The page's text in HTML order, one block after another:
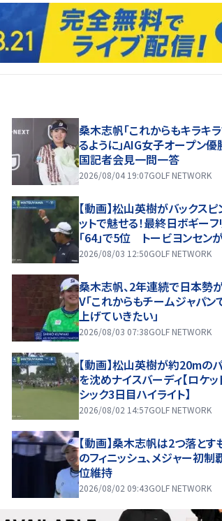
桑木志帆「これからもキラキ
るように」AIG女子オープン
国記者会見一問一答
2026/08/04 19:07GOLF NETWORK
【動画】松山英樹がバックスピ
ットで魅せる！最終日ボギーフ
「64」で5位 トービヨンセン
勝【ロケットクラシック4日目ハ
2026/08/03 12:50GOLF NETWORK
桑木志帆、2年連続で日本勢
V「これからもチームジャパン
上げていきたい」
2026/08/03 07:38GOLF NETWORK
【動画】松山英樹が約20mの
を沈めナイスバーディ【ロケッ
シック3日目ハイライト】
2026/08/02 14:57GOLF NETWORK
【動画】桑木志帆は2つ落とす
のフィニッシュ、メジャー初制
位維持
2026/08/02 09:43GOLF NETWORK